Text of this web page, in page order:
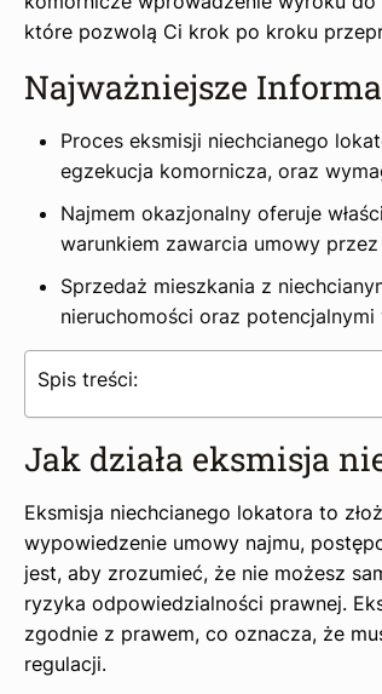
które pozwolą Ci krok po kroku
Najważniejsze
Proces eksmisji niechcianego
egzekucja komornicza, oraz
Najmem okazjonalny oferuje
warunkiem zawarcia umowy
Sprzedaż mieszkania z
nieruchomości oraz
Spis treści:
Jak działa eksmisja
Eksmisja niechcianego lokatora to
wypowiedzenie umowy najmu,
jest, aby zrozumieć, że nie możesz
ryzyka odpowiedzialności prawnej.
zgodnie z prawem, co oznacza, że
regulacji.